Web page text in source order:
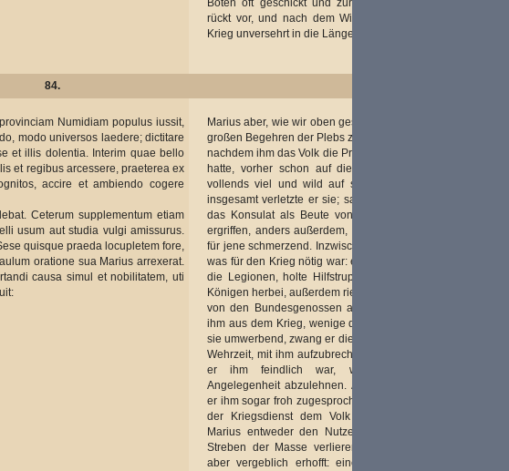
Boten oft geschickt und zurückgeschickt, und die Zeit
rückt vor, und nach dem Willen des Metellus wird der
Krieg unversehrt in die Länge gezogen.
84.
Numidiam populus iussit,
modo universos laedere; dictitare
et illis dolentia. Interim quae bello
et regibus arcessere, praeterea ex
accire et ambiendo cogere
Ceterum supplementum etiam
usum aut studia vulgi amissurus.
quisque praeda locupletem fore,
oratione sua Marius arrexerat.
causa simul et nobilitatem, uti
Marius aber, wie wir oben gesagt haben, unter dem sehr
großen Begehren der Plebs zum Konsul gemacht, drang,
nachdem ihm das Volk die Provinz Numidien anbefohlen
hatte, vorher schon auf die Nobilität feindselig, dann
vollends viel und wild auf sie ein, einzeln bald, bald
insgesamt verletzte er sie; sagte immer wieder, er habe
das Konsulat als Beute von den Besiegten über jene
ergriffen, anders außerdem, preisend für ihn selbst und
für jene schmerzend. Inzwischen hielt er am wichtigsten,
was für den Krieg nötig war: er verlangte Verstärkung für
die Legionen, holte Hilfstruppen von den Völkern und
Königen herbei, außerdem rief er zu sich aus Latium und
von den Bundesgenossen alle Tapfersten, die meisten
ihm aus dem Krieg, wenige dem Ruf nach bekannt, und
sie umwerbend, zwang er die Menschen mit abgedienter
Wehrzeit, mit ihm aufzubrechen. Und der Senat, obwohl
er ihm feindlich war, wagte jenem in keiner
Angelegenheit abzulehnen. Aber die Verstärkung hatte
er ihm sogar froh zugesprochen, weil man glaubte, dass
der Kriegsdienst dem Volk nicht erwünscht sei und
Marius entweder den Nutzen für den Krieg oder das
Streben der Masse verlieren würde. Diese Lage war
aber vergeblich erhofft: eine so große Begierde, mit